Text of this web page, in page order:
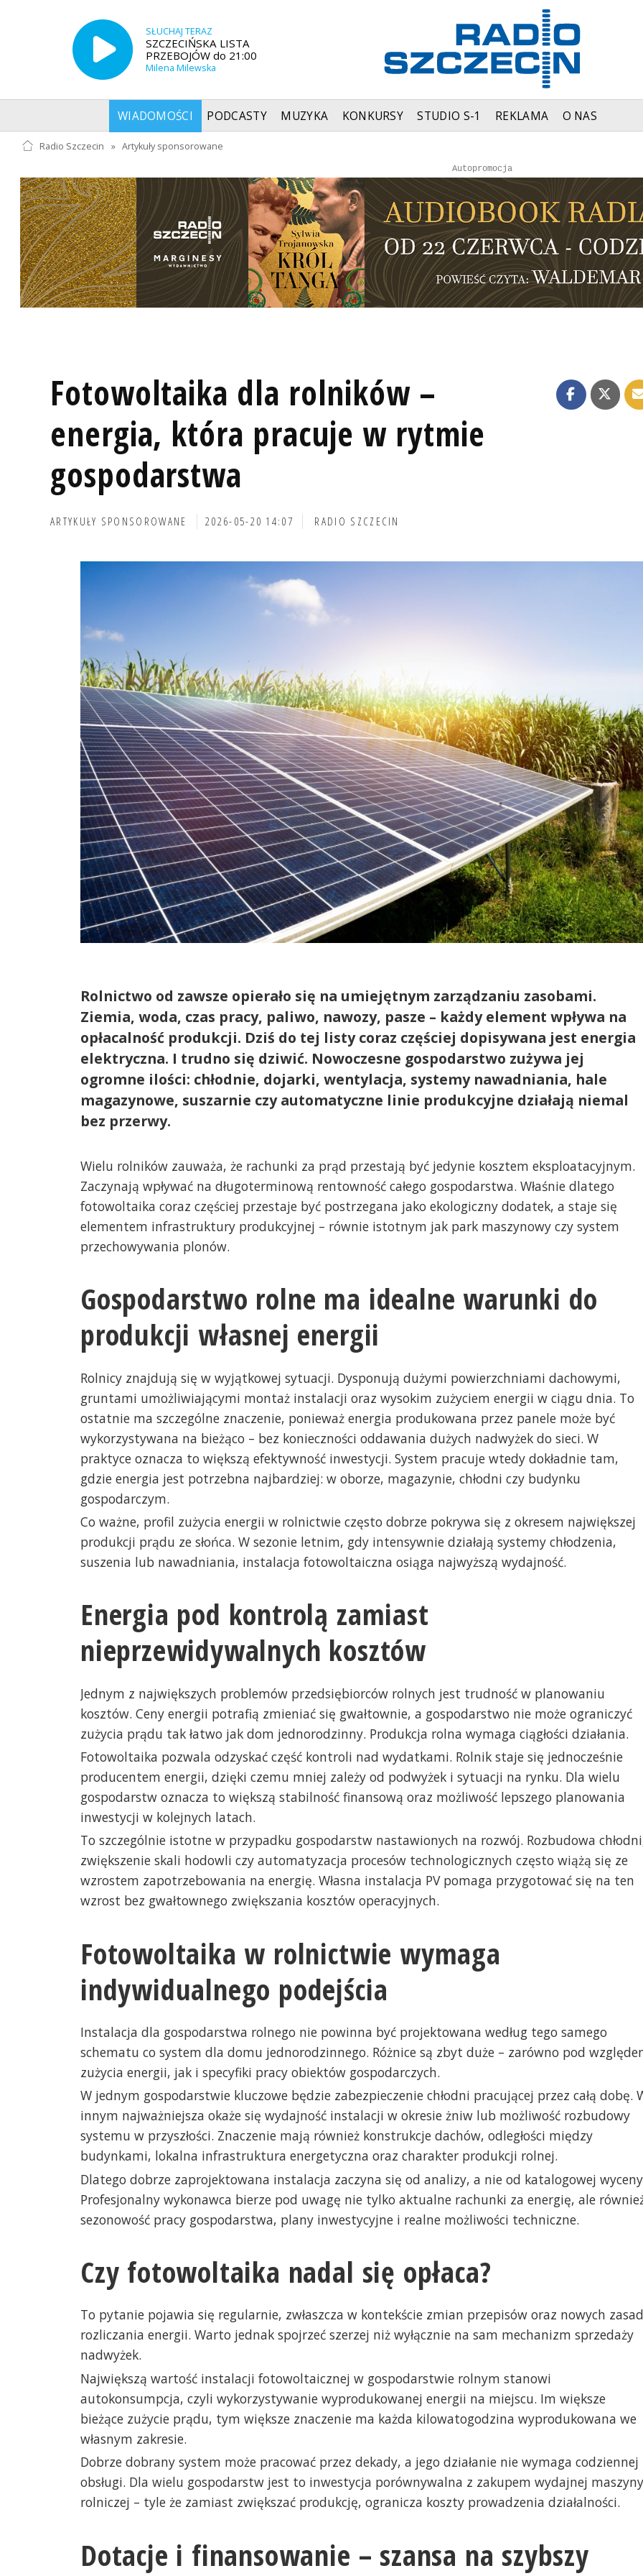
SŁUCHAJ TERAZ
SZCZECIŃSKA LISTA
PRZEBOJÓW do 21:00
Milena Milewska
WIADOMOŚCI PODCASTY MUZYKA KONKURSY STUDIO S-1 REKLAMA O NAS
Radio Szczecin » Artykuły sponsorowane
Autopromocja
Autopromocja
Reklama
Fotowoltaika dla rolników –
energia, która pracuje w rytmie
gospodarstwa
ARTYKUŁY SPONSOROWANE 2026-05-20 14:07 RADIO SZCZECIN
Rolnictwo od zawsze opierało się na umiejętnym zarządzaniu zasobami.
Ziemia, woda, czas pracy, paliwo, nawozy, pasze – każdy element wpływa na
opłacalność produkcji. Dziś do tej listy coraz częściej dopisywana jest energia
elektryczna. I trudno się dziwić. Nowoczesne gospodarstwo zużywa jej
ogromne ilości: chłodnie, dojarki, wentylacja, systemy nawadniania, hale
magazynowe, suszarnie czy automatyczne linie produkcyjne działają niemal
bez przerwy.
Wielu rolników zauważa, że rachunki za prąd przestają być jedynie kosztem eksploatacyjnym.
Zaczynają wpływać na długoterminową rentowność całego gospodarstwa. Właśnie dlatego
fotowoltaika coraz częściej przestaje być postrzegana jako ekologiczny dodatek, a staje się
elementem infrastruktury produkcyjnej – równie istotnym jak park maszynowy czy system
przechowywania plonów.
Gospodarstwo rolne ma idealne warunki do
produkcji własnej energii
Rolnicy znajdują się w wyjątkowej sytuacji. Dysponują dużymi powierzchniami dachowymi,
gruntami umożliwiającymi montaż instalacji oraz wysokim zużyciem energii w ciągu dnia. To
ostatnie ma szczególne znaczenie, ponieważ energia produkowana przez panele może być
wykorzystywana na bieżąco – bez konieczności oddawania dużych nadwyżek do sieci. W
praktyce oznacza to większą efektywność inwestycji. System pracuje wtedy dokładnie tam,
gdzie energia jest potrzebna najbardziej: w oborze, magazynie, chłodni czy budynku
gospodarczym.
Co ważne, profil zużycia energii w rolnictwie często dobrze pokrywa się z okresem największej
produkcji prądu ze słońca. W sezonie letnim, gdy intensywnie działają systemy chłodzenia,
suszenia lub nawadniania, instalacja fotowoltaiczna osiąga najwyższą wydajność.
Energia pod kontrolą zamiast
nieprzewidywalnych kosztów
Jednym z największych problemów przedsiębiorców rolnych jest trudność w planowaniu
kosztów. Ceny energii potrafią zmieniać się gwałtownie, a gospodarstwo nie może ograniczyć
zużycia prądu tak łatwo jak dom jednorodzinny. Produkcja rolna wymaga ciągłości działania.
Fotowoltaika pozwala odzyskać część kontroli nad wydatkami. Rolnik staje się jednocześnie
producentem energii, dzięki czemu mniej zależy od podwyżek i sytuacji na rynku. Dla wielu
gospodarstw oznacza to większą stabilność finansową oraz możliwość lepszego planowania
inwestycji w kolejnych latach.
To szczególnie istotne w przypadku gospodarstw nastawionych na rozwój. Rozbudowa
zwiększenie skali hodowli czy automatyzacja procesów technologicznych często wiążą się ze
wzrostem zapotrzebowania na energię. Własna instalacja PV pomaga przygotować się na ten
wzrost bez gwałtownego zwiększania kosztów operacyjnych.
Fotowoltaika w rolnictwie wymaga
indywidualnego podejścia
Instalacja dla gospodarstwa rolnego nie powinna być projektowana według tego samego
schematu co system dla domu jednorodzinnego. Różnice są zbyt duże – zarówno pod
zużycia energii, jak i specyfiki pracy obiektów gospodarczych.
W jednym gospodarstwie kluczowe będzie zabezpieczenie chłodni pracującej przez całą dobę.
innym najważniejsza okaże się wydajność instalacji w okresie żniw lub możliwość rozbudowy
systemu w przyszłości. Znaczenie mają również konstrukcje dachów, odległości między
budynkami, lokalna infrastruktura energetyczna oraz charakter produkcji rolnej.
Dlatego dobrze zaprojektowana instalacja zaczyna się od analizy, a nie od katalogowej
Profesjonalny wykonawca bierze pod uwagę nie tylko aktualne rachunki za energię, ale
sezonowość pracy gospodarstwa, plany inwestycyjne i realne możliwości techniczne.
Czy fotowoltaika nadal się opłaca?
To pytanie pojawia się regularnie, zwłaszcza w kontekście zmian przepisów oraz nowych zasad
rozliczania energii. Warto jednak spojrzeć szerzej niż wyłącznie na sam mechanizm sprzedaży
nadwyżek.
Największą wartość instalacji fotowoltaicznej w gospodarstwie rolnym stanowi
autokonsumpcja, czyli wykorzystywanie wyprodukowanej energii na miejscu. Im większe
bieżące zużycie prądu, tym większe znaczenie ma każda kilowatogodzina wyprodukowana we
własnym zakresie.
Dobrze dobrany system może pracować przez dekady, a jego działanie nie wymaga codziennej
obsługi. Dla wielu gospodarstw jest to inwestycja porównywalna z zakupem wydajnej maszyny
rolniczej – tyle że zamiast zwiększać produkcję, ogranicza koszty prowadzenia działalności.
Dotacje i finansowanie – szansa na szybszy